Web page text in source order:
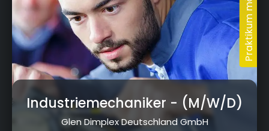
Industriemechaniker - (M/W/D)
Glen Dimplex Deutschland GmbH